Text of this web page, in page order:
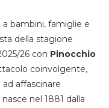
bambini, famiglie e
della stagione
26 con Pinocchio
coinvolgente,
affascinare
nel 1881 dalla